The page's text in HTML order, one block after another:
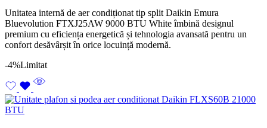
Unitatea internă de aer condiționat tip split Daikin Emura
Bluevolution FTXJ25AW 9000 BTU White îmbină designul
premium cu eficiența energetică și tehnologia avansată pentru un
confort desăvârșit în orice locuință modernă.
-4%Limitat